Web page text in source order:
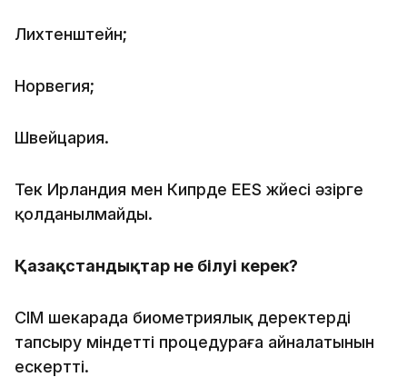
Лихтенштейн;
Норвегия;
Швейцария.
Тек Ирландия мен Кипрде EES жүйесі әзірге
қолданылмайды.
Қазақстандықтар не білуі керек?
СІМ шекарада биометриялық деректерді
тапсыру міндетті процедураға айналатынын
ескертті.